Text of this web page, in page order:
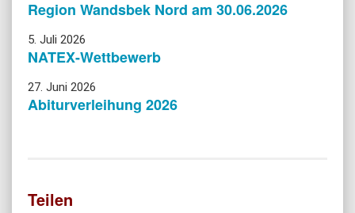
Region Wandsbek Nord am 30.06.2026
5. Juli 2026
NATEX-Wettbewerb
27. Juni 2026
Abiturverleihung 2026
Teilen